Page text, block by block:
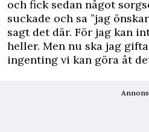
och fick sedan något
suckade och sa ”jag
sagt det där. För jag kan
heller. Men nu ska jag
ingenting vi kan göra åt
Annons